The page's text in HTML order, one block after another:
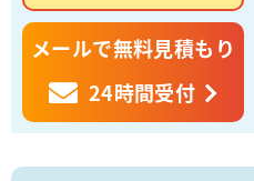
メールで無料見積もり
24時間受付